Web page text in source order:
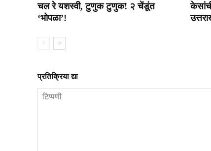
चल रे यशस्वी, टुणुक टुणुक! २ चेंडूंत
‘भोपळा’!
प्रतिक्रिया द्या